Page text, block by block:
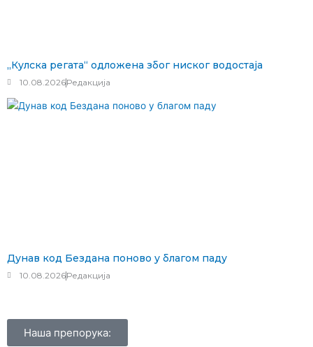
„Кулска регата“ одложена због ниског водостаја
10.08.2026Редакција
Дунав код Бездана поново у благом паду
10.08.2026Редакција
Наша препорука: